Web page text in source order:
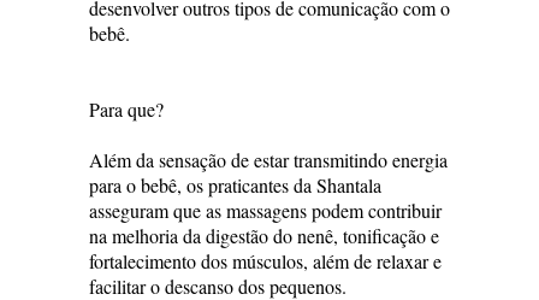
desenvolver outros tipos de comunicação com o
bebê.
Para que?
Além da sensação de estar transmitindo energia
para o bebê, os praticantes da Shantala
asseguram que as massagens podem contribuir
na melhoria da digestão do nenê, tonificação e
fortalecimento dos músculos, além de relaxar e
facilitar o descanso dos pequenos.